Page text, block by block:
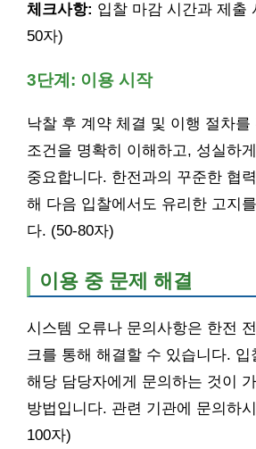
체크사항: 입찰 마감 시간과 제출
50자)
3단계: 이용 시작
낙찰 후 계약 체결 및 이행 절차
조건을 명확히 이해하고, 성실하
중요합니다. 한전과의 꾸준한 협
해 다음 입찰에서도 유리한 고지
다. (50-80자)
이용 중 문제 해결
시스템 오류나 문의사항은 한전
크를 통해 해결할 수 있습니다. 입
해당 담당자에게 문의하는 것이
방법입니다. 관련 기관에 문의하
100자)